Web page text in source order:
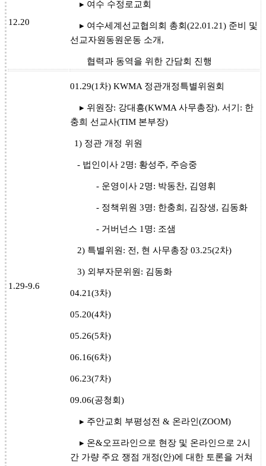
12.20
▸ 여수 수정로교회
▸ 여수세계선교협의회 총회(22.01.21) 준비 및
선교자원동원운동 소개,
협력과 동역을 위한 간담회 진행
1.29-9.6
01.29(1차) KWMA 정관개정특별위원회
▸ 위원장: 강대흥(KWMA 사무총장). 서기: 한
충희 선교사(TIM 본부장)
1) 정관 개정 위원
- 법인이사 2명: 황성주, 주승중
- 운영이사 2명: 박동찬, 김영휘
- 정책위원 3명: 한충희, 김장생, 김동화
- 거버넌스 1명: 조샘
2) 특별위원: 전, 현 사무총장 03.25(2차)
3) 외부자문위원: 김동화
04.21(3차)
05.20(4차)
05.26(5차)
06.16(6차)
06.23(7차)
09.06(공청회)
▸ 주안교회 부평성전 & 온라인(ZOOM)
▸ 온&오프라인으로 현장 및 온라인으로 2시
간 가량 주요 쟁점 개정(안)에 대한 토론을 거쳐